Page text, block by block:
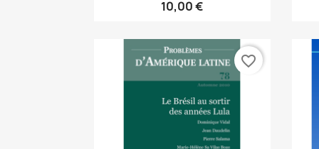
10,00 €
favorite_border